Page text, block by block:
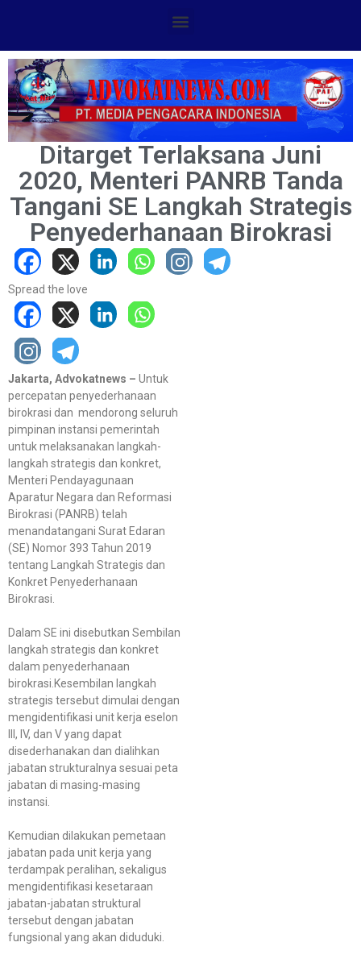
Ditarget Terlaksana Juni
2020, Menteri PANRB Tanda
Tangani SE Langkah Strategis
Penyederhanaan Birokrasi
Spread the love
Jakarta, Advokatnews – Untuk
percepatan penyederhanaan
birokrasi dan mendorong seluruh
pimpinan instansi pemerintah
untuk melaksanakan langkah-
langkah strategis dan konkret,
Menteri Pendayagunaan
Aparatur Negara dan Reformasi
Birokrasi (PANRB) telah
menandatangani Surat Edaran
(SE) Nomor 393 Tahun 2019
tentang Langkah Strategis dan
Konkret Penyederhanaan
Birokrasi.
Dalam SE ini disebutkan Sembilan
langkah strategis dan konkret
dalam penyederhanaan
birokrasi.Kesembilan langkah
strategis tersebut dimulai dengan
mengidentifikasi unit kerja eselon
III, IV, dan V yang dapat
disederhanakan dan dialihkan
jabatan strukturalnya sesuai peta
jabatan di masing-masing
instansi.
Kemudian dilakukan pemetaan
jabatan pada unit kerja yang
terdampak peralihan, sekaligus
mengidentifikasi kesetaraan
jabatan-jabatan struktural
tersebut dengan jabatan
fungsional yang akan diduduki.